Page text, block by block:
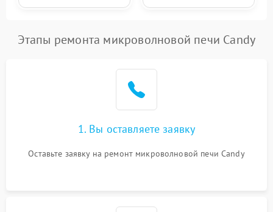
Этапы ремонта микроволновой печи Candy
1. Вы оставляете заявку
Оставьте заявку на ремонт микроволновой печи Candy